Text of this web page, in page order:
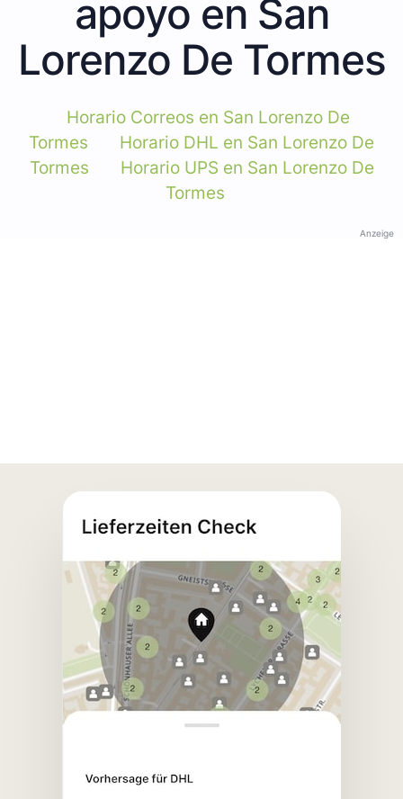
apoyo en San
Lorenzo De Tormes
Horario Correos en San Lorenzo De
Tormes
Horario DHL en San Lorenzo De
Tormes
Horario UPS en San Lorenzo De
Tormes
Anzeige